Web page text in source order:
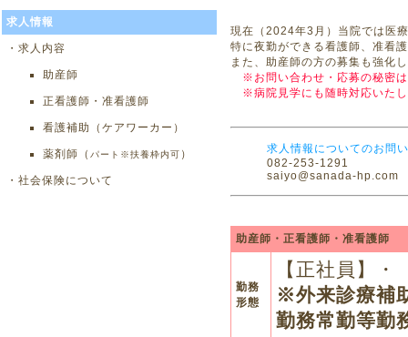
求人情報
・求人内容
助産師
正看護師・准看護師
看護補助（ケアワーカー）
薬剤師（ パート※扶養枠内可 ）
・社会保険について
現在（2024年3月）当院では医
特に夜勤ができる看護師、准看
また、助産師の方の募集も強化
※お問い合わせ・応募の秘密は
※病院見学にも随時対応いた
求人情報についてのお問
082-253-1291
saiyo@sanada-hp.com
助産師・正看護師・准看護師
勤務
形態
【正社員】
※外来診療補
勤務常勤等勤